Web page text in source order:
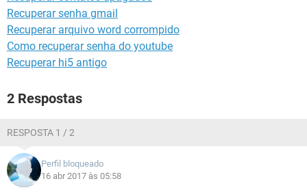
Recuperar senha gmail
Recuperar arquivo word corrompido
Como recuperar senha do youtube
Recuperar hi5 antigo
2 Respostas
RESPOSTA 1 / 2
Perfil bloqueado
16 abr 2017 às 05:58